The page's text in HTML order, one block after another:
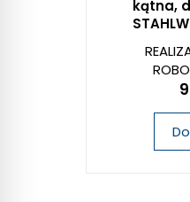
kątna,